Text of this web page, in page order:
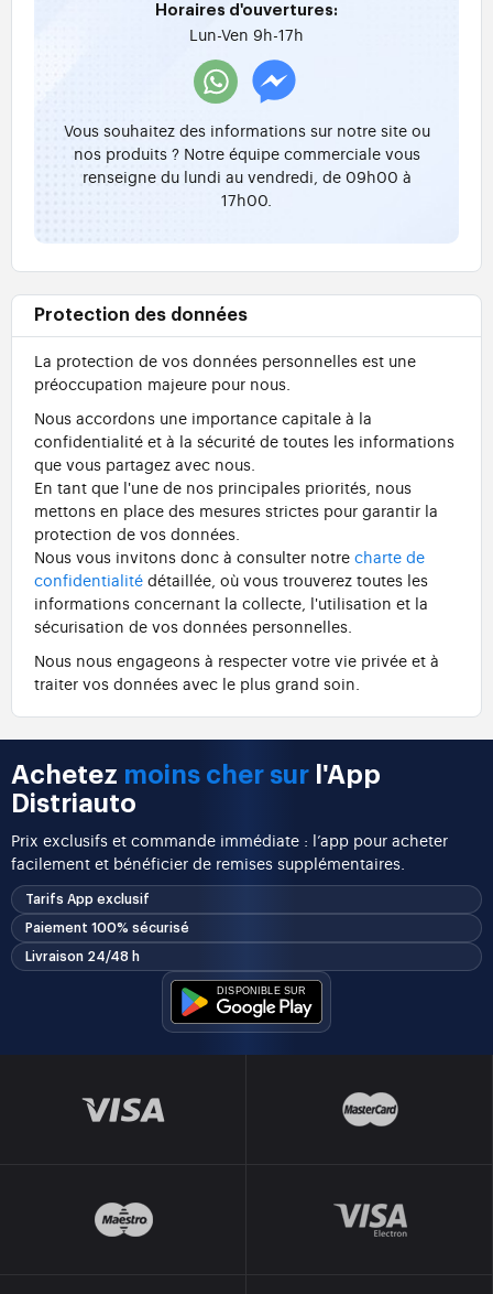
Horaires d'ouvertures:
Lun-Ven 9h-17h
Vous souhaitez des informations sur notre site ou
nos produits ? Notre équipe commerciale vous
renseigne du lundi au vendredi, de 09h00 à
17h00.
Protection des données
La protection de vos données personnelles est une
préoccupation majeure pour nous.
Nous accordons une importance capitale à la
confidentialité et à la sécurité de toutes les informations
que vous partagez avec nous.
En tant que l'une de nos principales priorités, nous
mettons en place des mesures strictes pour garantir la
protection de vos données.
Nous vous invitons donc à consulter notre charte de
confidentialité détaillée, où vous trouverez toutes les
informations concernant la collecte, l'utilisation et la
sécurisation de vos données personnelles.
Nous nous engageons à respecter votre vie privée et à
traiter vos données avec le plus grand soin.
Achetez moins cher sur l'App
Distriauto
Prix exclusifs et commande immédiate : l’app pour acheter
facilement et bénéficier de remises supplémentaires.
Tarifs App exclusif
Paiement 100% sécurisé
Livraison 24/48 h